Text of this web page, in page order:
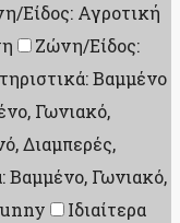
Είδος: Αγροτική
Ζώνη/Είδος:
Βαμμένο
Γωνιακό,
Διαμπερές,
Βαμμένο, Γωνιακό,
Ιδιαίτερα